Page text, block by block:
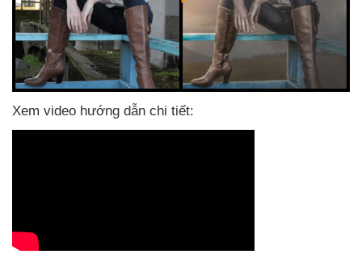
Xem video hướng dẫn chi tiết: